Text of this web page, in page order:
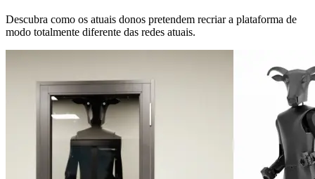
Descubra como os atuais donos pretendem recriar a plataforma de
modo totalmente diferente das redes atuais.